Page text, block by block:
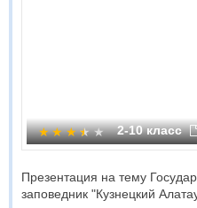
2-10 класс
Презентация на тему
заповедник "Кузнецкий